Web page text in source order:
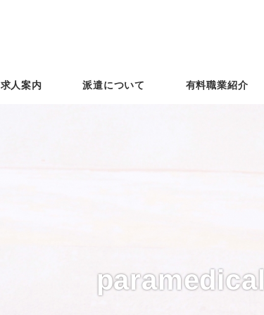
求人案内 派遣について 有料職業紹介
paramedical